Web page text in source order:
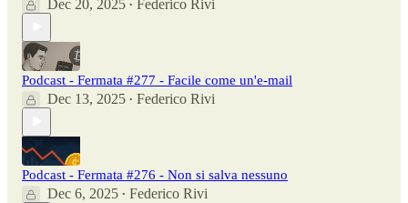
Dec 20, 2025 • Federico Rivi
Podcast - Fermata #277 - Facile come un'e-mail
Dec 13, 2025 • Federico Rivi
Podcast - Fermata #276 - Non si salva nessuno
Dec 6, 2025 • Federico Rivi